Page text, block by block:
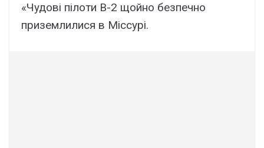
«Чудові пілоти B-2 щойно безпечно
приземлилися в Міссурі.